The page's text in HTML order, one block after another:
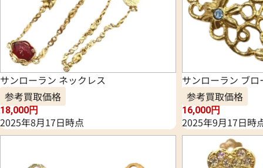
サンローラン ネックレス
参考買取価格
18,000円
2025年8月17日時点
サンローラン ブロ
参考買取価格
16,000円
2025年9月17日時